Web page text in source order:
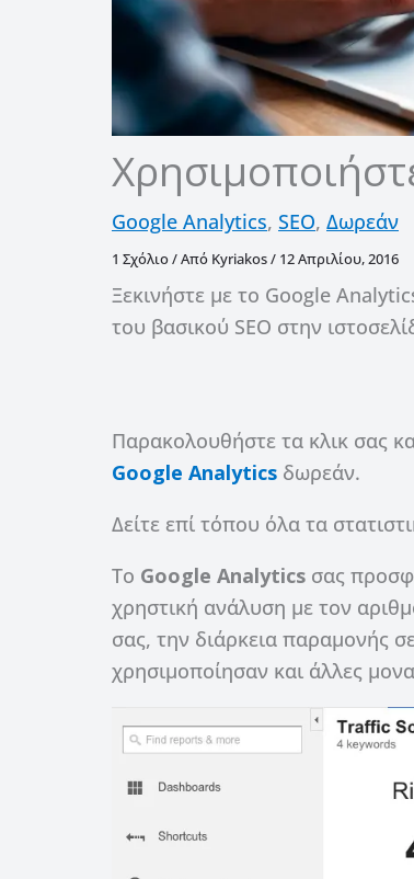
Google Analytics, SEO, Δωρεάν
1 Σχόλιο/ Από Kyriakos/ 12 Απριλίου, 2016
Ξεκινήστε με το Google
του βασικού SEO στην
Παρακολουθήστε τα κλικ σας
Google Analytics δωρεάν.
Δείτε επί τόπου όλα τα
Το Google Analytics σας
χρηστική ανάλυση με τον
σας, την διάρκεια παραμονής
χρησιμοποίησαν και άλλες